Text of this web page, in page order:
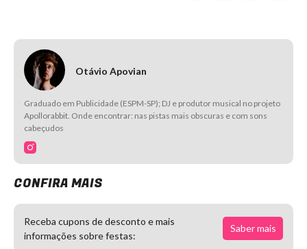
Otávio Apovian
Graduado em Publicidade (ESPM-SP); DJ e produtor musical no projeto
Apollorabbit. Onde encontrar: nas pistas mais obscuras e com sons
cabeçudos
CONFIRA MAIS
Receba cupons de desconto e mais
informações sobre festas:
Saber mais